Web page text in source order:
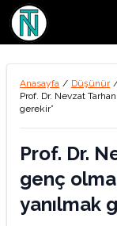
Anasayfa / Düşünür
Prof. Dr. Nevzat
gerekir”
Prof. Dr.
genç
yanılmak